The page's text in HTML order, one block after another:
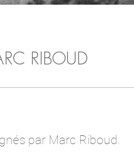
RIBOUD
par Marc Riboud.